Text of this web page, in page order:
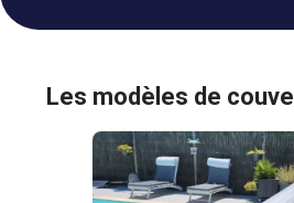
Les modèles de